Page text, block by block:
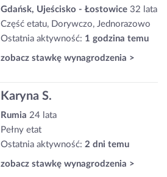
Gdańsk, Ujeścisko - Łostowice 32 lata
Część etatu, Dorywczo, Jednorazowo
Ostatnia aktywność: 1 godzina temu
zobacz stawkę wynagrodzenia >
Karyna S.
Rumia 24 lata
Pełny etat
Ostatnia aktywność: 2 dni temu
zobacz stawkę wynagrodzenia >